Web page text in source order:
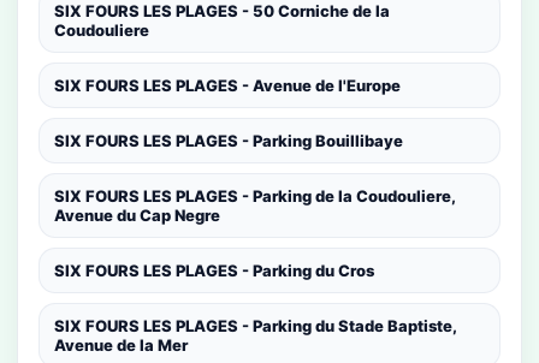
SIX FOURS LES PLAGES - 50 Corniche de la
Coudouliere
SIX FOURS LES PLAGES - Avenue de l'Europe
SIX FOURS LES PLAGES - Parking Bouillibaye
SIX FOURS LES PLAGES - Parking de la Coudouliere,
Avenue du Cap Negre
SIX FOURS LES PLAGES - Parking du Cros
SIX FOURS LES PLAGES - Parking du Stade Baptiste,
Avenue de la Mer